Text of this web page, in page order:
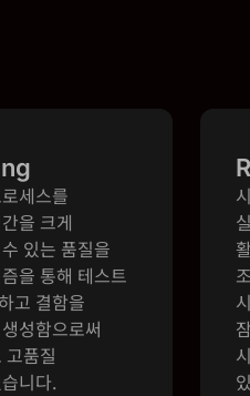
세스를
을 크게
있는 품질을
을 통해 테스트
고 결함을
성함으로써
품질
니다.